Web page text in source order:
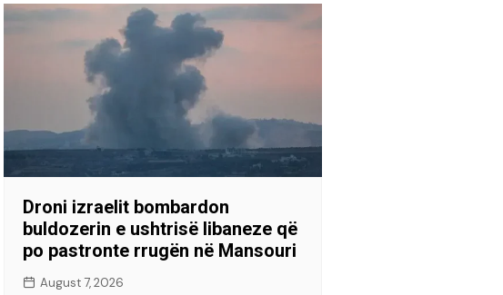
Droni izraelit bombardon
buldozerin e ushtrisë libaneze që
po pastronte rrugën në Mansouri
August 7, 2026